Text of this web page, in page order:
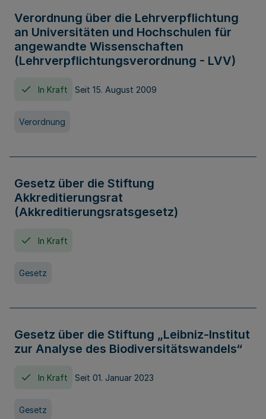
Verordnung über die Lehrverpflichtung
an Universitäten und Hochschulen für
angewandte Wissenschaften
(Lehrverpflichtungsverordnung - LVV)
In Kraft Seit 15. August 2009
Verordnung
Gesetz über die Stiftung
Akkreditierungsrat
(Akkreditierungsratsgesetz)
In Kraft
Gesetz
Gesetz über die Stiftung „Leibniz-Institut
zur Analyse des Biodiversitätswandels“
In Kraft Seit 01. Januar 2023
Gesetz